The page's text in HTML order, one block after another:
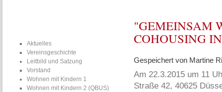
"GEMEINSAM
COHOUSING
Gespeichert von Martine
Am 22.3.2015 um 11
Straße 42, 40625
Aktuelles
Vereinsgeschichte
Leitbild und Satzung
Vorstand
Wohnen mit Kindern 1
Wohnen mit Kindern 2 (QBUS)